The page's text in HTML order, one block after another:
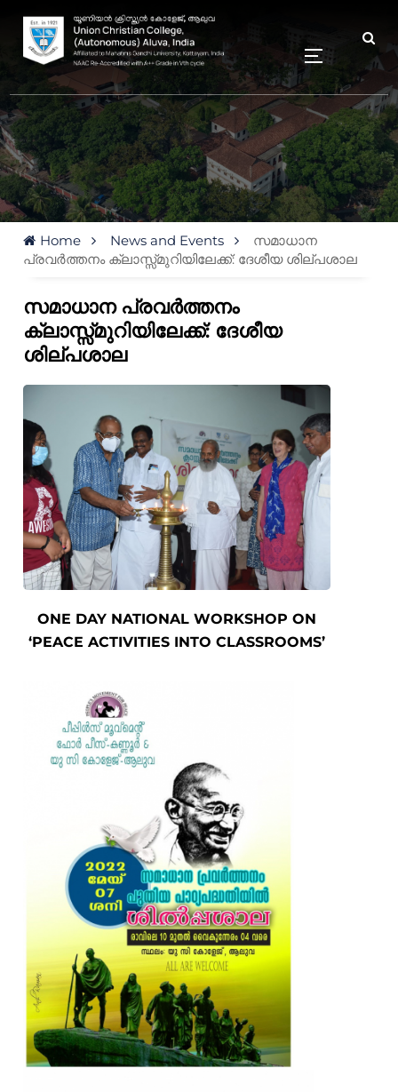
Home News and Events
സമാധാന
പ്രവർത്തനം ക്ലാസ്സ്മുറിയിലേക്ക്: ദേശീയ ശില്പശാല
സമാധാന പ്രവർത്തനം
ക്ലാസ്സ്മുറിയിലേക്ക്: ദേശീയ
ശില്പശാല
ONE DAY NATIONAL WORKSHOP ON
‘PEACE ACTIVITIES INTO CLASSROOMS’